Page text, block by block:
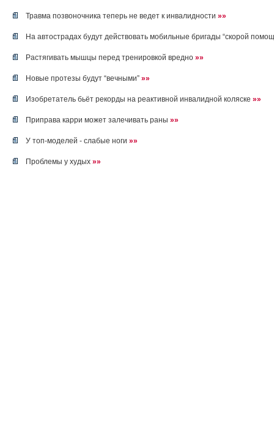
Травма позвоночника теперь не ведет к инвалидности »»
На автострадах будут действовать мобильные бригады “скорой
Растягивать мышцы перед тренировкой вредно »»
Новые протезы будут “вечными” »»
Изобретатель бьёт рекорды на реактивной инвалидной коляске »»
Приправа карри может залечивать раны »»
У топ-моделей - слабые ноги »»
Проблемы у худых »»